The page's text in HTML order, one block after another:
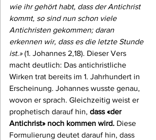
wie ihr gehört habt, dass der Antichrist
kommt, so sind nun schon viele
Antichristen gekommen; daran
erkennen wir, dass es die letzte Stunde
ist.» (1. Johannes 2,18). Dieser Vers
macht deutlich: Das antichristliche
Wirken trat bereits im 1. Jahrhundert in
Erscheinung. Johannes wusste genau,
wovon er sprach. Gleichzeitig weist er
prophetisch darauf hin, dass «der
Antichrist» noch kommen wird. Diese
Formulierung deutet darauf hin, dass